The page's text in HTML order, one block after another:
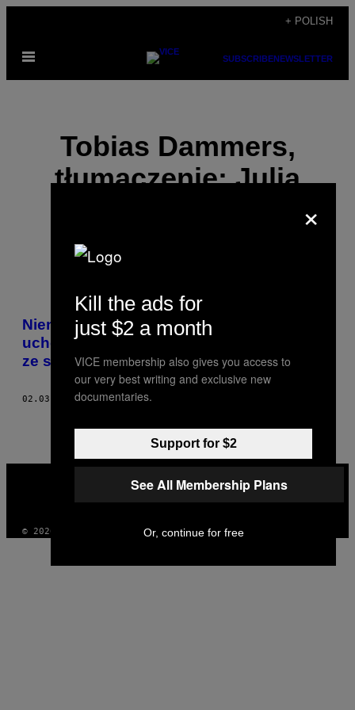
content
+ POLISH
Open
SUBSCRIBENEWSLETTER
Tobias Dammers,
tłumaczenie: Julia
POSTS
BY
THIS
AUTHOR
Nienawiść do homoseksualnych
uchodźców: „Trzeba się pozbyć tej zarazy
ze społeczeństwa”
02.03.16 BYTOBIAS DAMMERS, TŁUMACZENIE: JULIA BŁASZCZYK
VICE
© 2026 VICE DIGITAL PUBLISHING, LLC
×
Kill the ads for
just $2 a month
VICE membership also gives you access to
our very best writing and exclusive new
documentaries.
Support for $2
See All Membership Plans
Or, continue for free